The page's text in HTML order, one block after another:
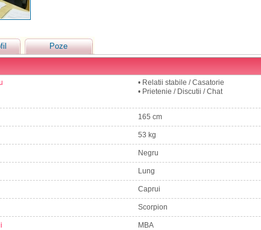
Poze
• Relatii stabile / Casatorie
• Prietenie / Discutii / Chat
165 cm
53 kg
Negru
Lung
Caprui
Scorpion
MBA